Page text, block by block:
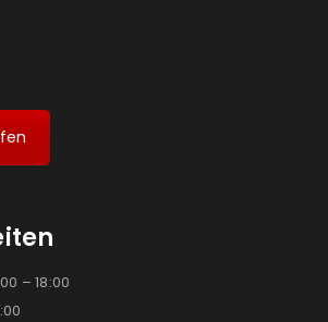
– 18:00